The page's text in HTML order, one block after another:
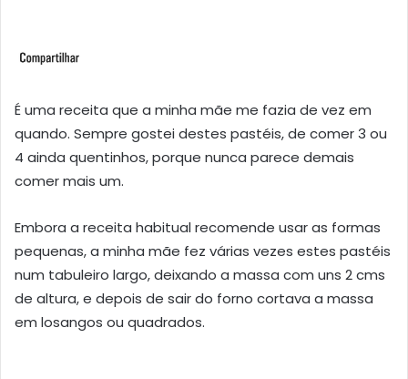
É uma receita que a minha mãe me fazia de vez em
quando. Sempre gostei destes pastéis, de comer 3 ou
4 ainda quentinhos, porque nunca parece demais
comer mais um.
Embora a receita habitual recomende usar as formas
pequenas, a minha mãe fez várias vezes estes pastéis
num tabuleiro largo, deixando a massa com uns 2 cms
de altura, e depois de sair do forno cortava a massa
em losangos ou quadrados.